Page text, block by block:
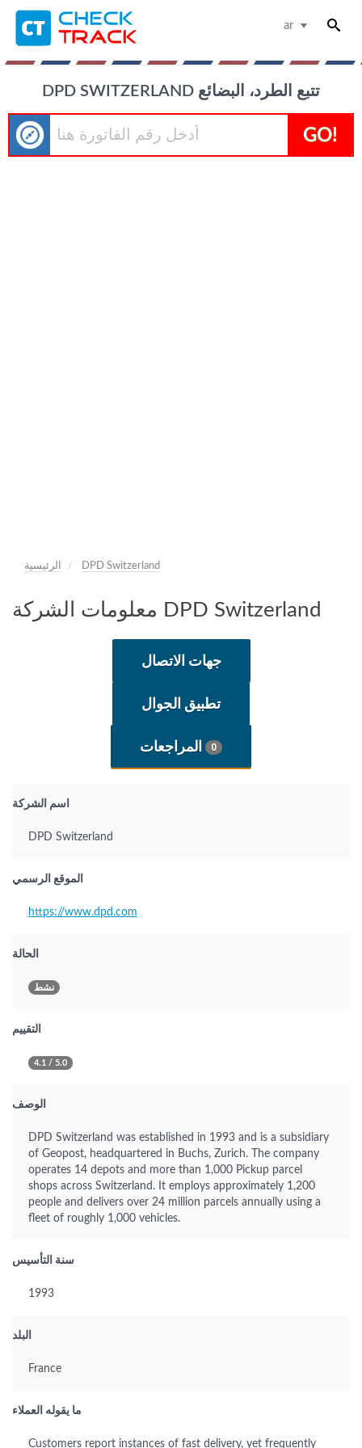
ar
DPD SWITZERLAND تتبع الطرد، البضائع
GO!
الرئيسية DPD Switzerland
معلومات الشركة DPD Switzerland
جهات الاتصال
تطبيق الجوال
0
اسم الشركة
DPD Switzerland
الموقع الرسمي
https://www.dpd.com
الحالة
نشط
التقييم
4.1 / 5.0
الوصف
DPD Switzerland was established in 1993 and is a subsidiary
of Geopost, headquartered in Buchs, Zurich. The company
operates 14 depots and more than 1,000 Pickup parcel
shops across Switzerland. It employs approximately 1,200
people and delivers over 24 million parcels annually using a
fleet of roughly 1,000 vehicles.
سنة التأسيس
1993
البلد
France
ما يقوله العملاء
Customers report instances of fast delivery, yet frequently